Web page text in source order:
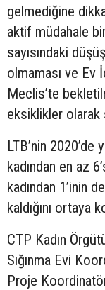
gelmediğine
aktif müdahale
sayısındaki
olmaması ve Ev
Meclis’te
eksiklikler olarak
LTB’nin 2020’de
kadından en az
kadından 1’inin
kaldığını ortaya
CTP Kadın
Sığınma Evi
Proje